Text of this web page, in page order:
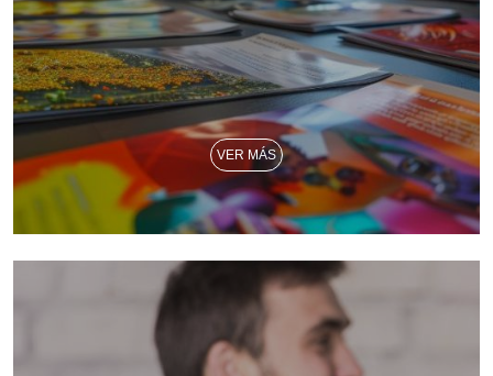
VER MÁS